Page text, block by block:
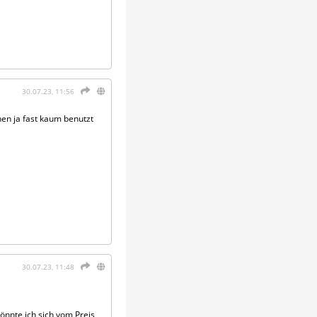
30.07.23, 11:56
ja fast kaum benutzt
30.07.23, 11:48
ich sich vom Preis